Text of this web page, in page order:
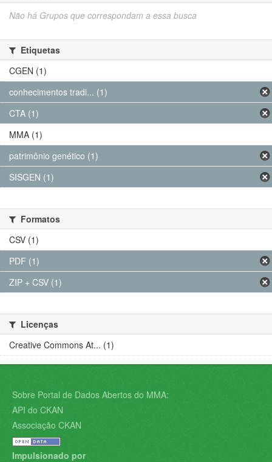
Não há Grupos que correspondam a essa busca
Etiquetas
CGEN (1)
conhecimentos tradi... (1)
CTA (1)
MMA (1)
patrimônio genético (1)
SISGEN (1)
Formatos
CSV (1)
PDF (1)
ZIP + CSV (1)
Licenças
Creative Commons At... (1)
Sobre Portal de Dados Abertos do MMA:
API do CKAN
Associação CKAN
Impulsionado por